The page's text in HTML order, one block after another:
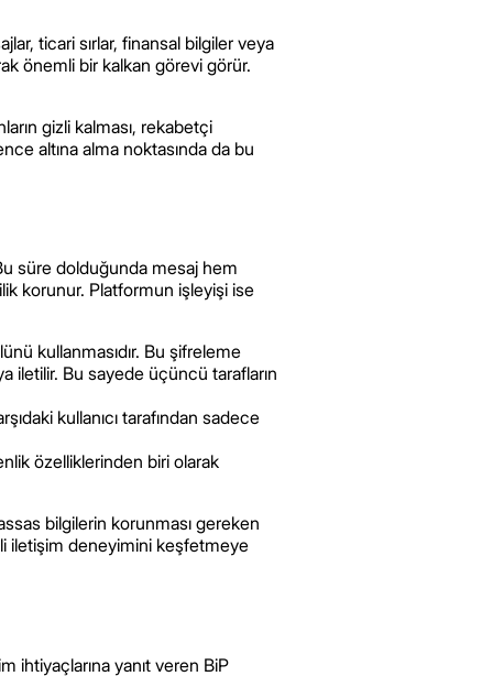
ticari sırlar, finansal bilgiler veya
önemli bir kalkan görevi görür.
gizli kalması, rekabetçi
altına alma noktasında da bu
süre dolduğunda mesaj hem
korunur. Platformun işleyişi ise
kullanmasıdır. Bu şifreleme
iletilir. Bu sayede üçüncü tarafların
kullanıcı tarafından sadece
özelliklerinden biri olarak
bilgilerin korunması gereken
iletişim deneyimini keşfetmeye
ihtiyaçlarına yanıt veren BiP